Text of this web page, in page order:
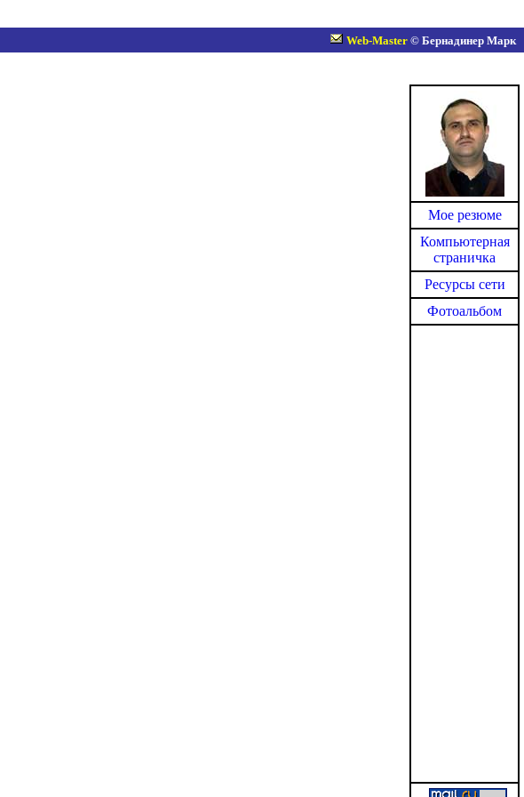
Web-Master © Бернадинер Марк
Мое резюме
Компьютерная
страничка
Ресурсы сети
Фотоальбом